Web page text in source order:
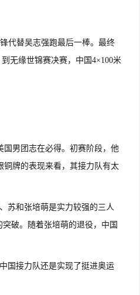
代替吴志强跑最后一棒。最终
无缘世锦赛决赛，中国4×100米
国男团志在必得。初赛阶段，他
铜牌的表现来看，其接力队有太
苏和张培萌是实力较强的三人
破。随着张培萌的退役，中国
国接力队还是实现了挺进奥运